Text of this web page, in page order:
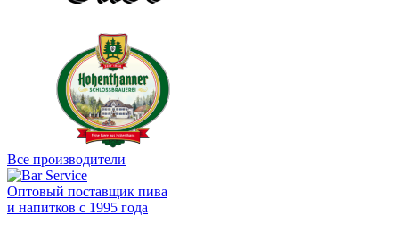
Все производители
Оптовый поставщик пива
и напитков с 1995 года